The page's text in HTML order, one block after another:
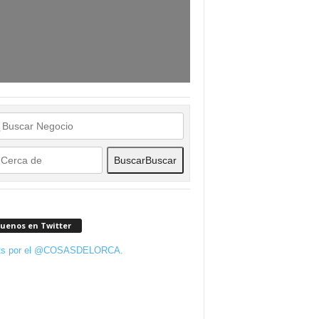
BuscarBuscar
en Twitter
por el @COSASDELORCA.